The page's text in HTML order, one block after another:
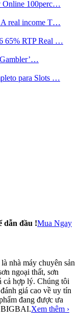
Online 100perc…
A real income T…
65% RTP Real …
para Slots …
dẫn đầu !Mua Ngay
nhà máy chuyên sản
ngoại thất, sơn
cả hợp lý. Chúng tôi
giá cao về uy tín
đang được ưa
BIGBAI.Xem thêm ›